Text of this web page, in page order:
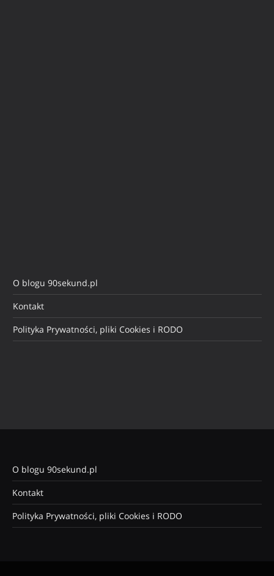
O blogu 90sekund.pl
Kontakt
Polityka Prywatności, pliki Cookies i RODO
O blogu 90sekund.pl
Kontakt
Polityka Prywatności, pliki Cookies i RODO